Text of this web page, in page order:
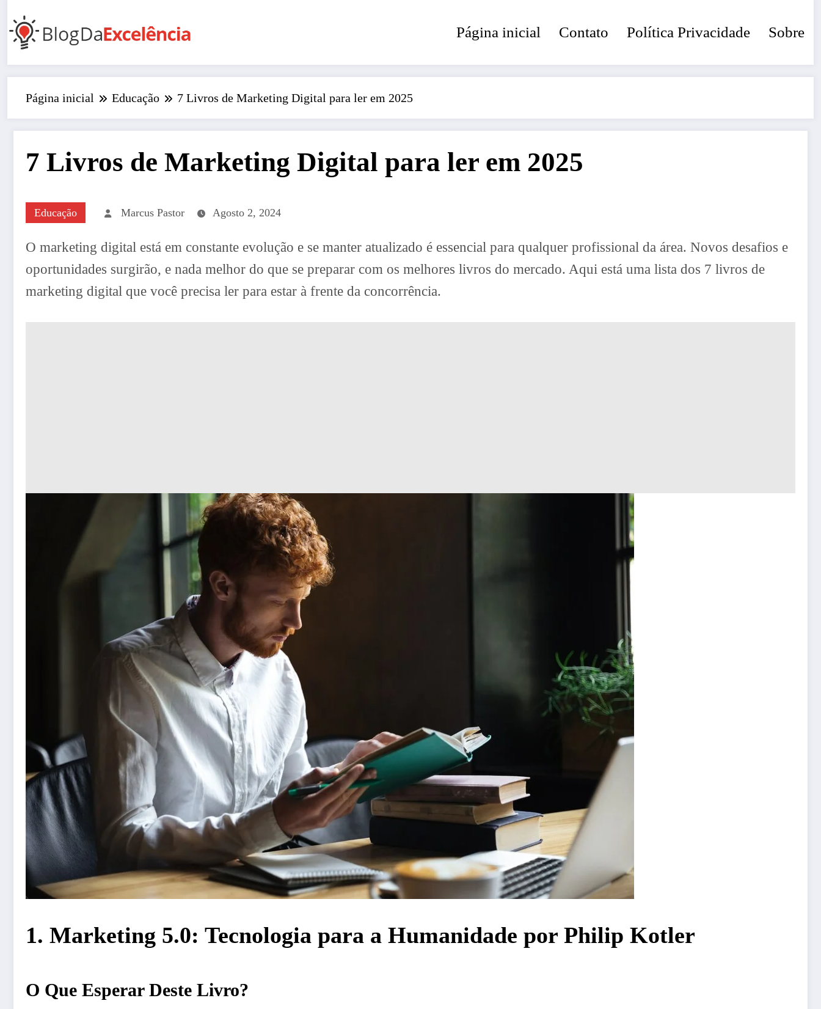
para
conteúdo
Página inicial Contato Política Privacidade Sobre
Página inicial Educação 7 Livros de Marketing Digital para ler em 2025
7 Livros de Marketing Digital para ler em 2025
Educação Marcus Pastor Agosto 2, 2024
O marketing digital está em constante evolução e se manter atualizado é essencial para qualquer profissional da área. Novos desafios e
oportunidades surgirão, e nada melhor do que se preparar com os melhores livros do mercado. Aqui está uma lista dos 7 livros de
marketing digital que você precisa ler para estar à frente da concorrência.
1. Marketing 5.0: Tecnologia para a Humanidade por Philip Kotler
O Que Esperar Deste Livro?